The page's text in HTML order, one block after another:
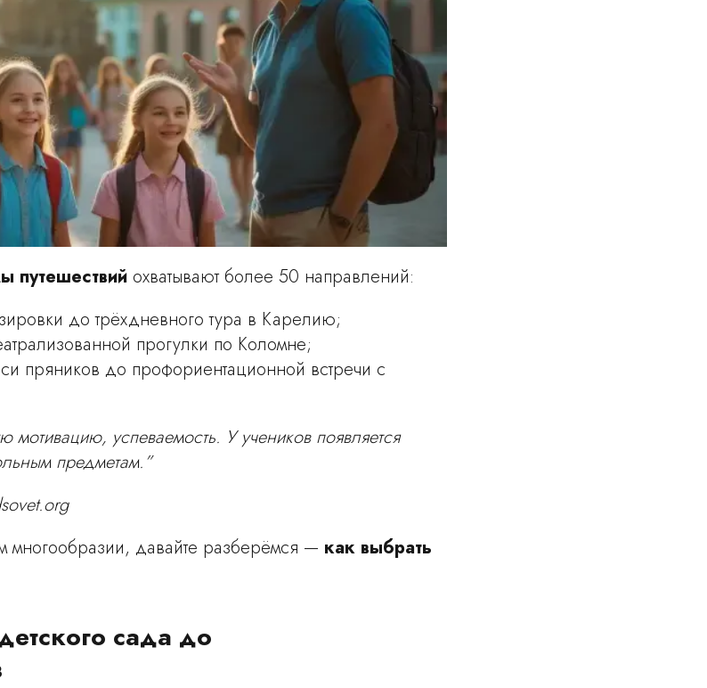
путешествий охватывают более 50 направлений:
до трёхдневного тура в Карелию;
прогулки по Коломне;
пряников до профориентационной встречи с
успеваемость. У учеников появляется
предметам.”
многообразии, давайте разберёмся — как выбрать
сада до